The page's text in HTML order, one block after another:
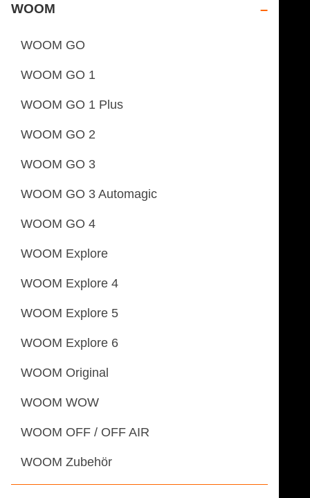
WOOM
WOOM GO
WOOM GO 1
WOOM GO 1 Plus
WOOM GO 2
WOOM GO 3
WOOM GO 3 Automagic
WOOM GO 4
WOOM Explore
WOOM Explore 4
WOOM Explore 5
WOOM Explore 6
WOOM Original
WOOM WOW
WOOM OFF / OFF AIR
WOOM Zubehör